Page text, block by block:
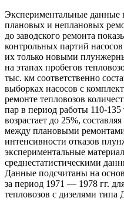
Экспериментальные данные
плановых и неплановых
до заводского ремонта
контрольных партий
их только новыми
на этапах пробегов
тыс. км соответственно
выборках насосов с
ремонте тепловозов
пар в период работы 110-
возрастает до 25%,
между плановыми
интенсивности отказов
экспериментальные
среднестатистическими
Данные подсчитаны на
за период 1971 — 1978 гг.
тепловозов с дизелями типа